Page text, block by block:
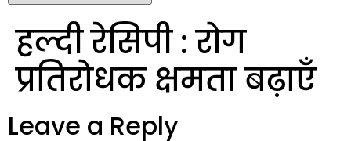
हल्दी रेसिपी : रोग
प्रतिरोधक क्षमता बढ़ाएँ
Leave a Reply